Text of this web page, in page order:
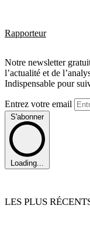
Rapporteur
Notre newsletter
l’actualité et de
Indispensable pour
Entrez votre email
S'abonner
Loading...
LES PLUS